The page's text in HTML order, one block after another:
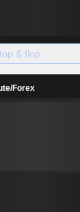
& flop
Forex